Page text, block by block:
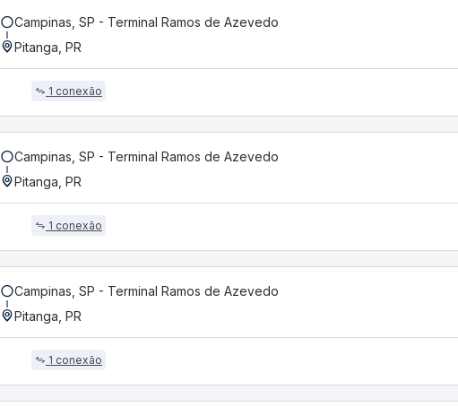
Campinas, SP - Terminal Ramos de Azevedo
Pitanga, PR
1 conexão
Campinas, SP - Terminal Ramos de Azevedo
Pitanga, PR
1 conexão
Campinas, SP - Terminal Ramos de Azevedo
Pitanga, PR
1 conexão